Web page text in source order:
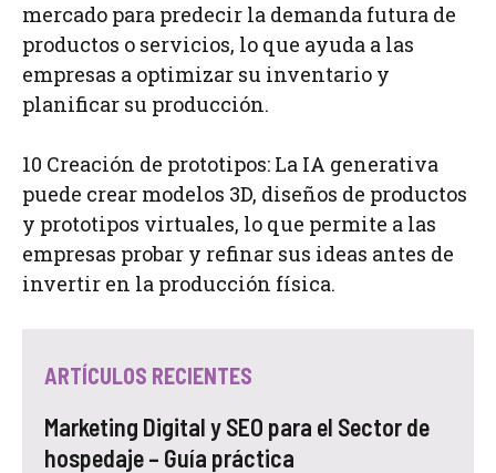
mercado para predecir la demanda futura de
productos o servicios, lo que ayuda a las
empresas a optimizar su inventario y
planificar su producción.
10 Creación de prototipos: La IA generativa
puede crear modelos 3D, diseños de productos
y prototipos virtuales, lo que permite a las
empresas probar y refinar sus ideas antes de
invertir en la producción física.
ARTÍCULOS RECIENTES
Marketing Digital y SEO para el Sector de
hospedaje – Guía práctica